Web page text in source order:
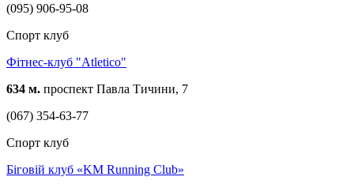
(095) 906-95-08
Спорт клуб
Фітнес-клуб "Atletico"
634 м. проспект Павла Тичини, 7
(067) 354-63-77
Спорт клуб
Біговій клуб «KM Running Club»